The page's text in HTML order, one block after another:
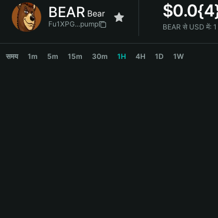
简体中文
繁體中文
Bahasa Indonesia
BEAR Bear
Fu1XPG...pump
$
BEAR से USD में:
समय 1m 5m 15m 30m 1H 4H 1D 1W